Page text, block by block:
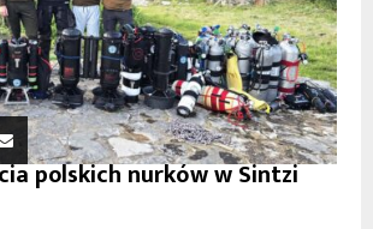
polskich nurków w Sintzi